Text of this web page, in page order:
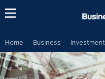
Home Business Investment